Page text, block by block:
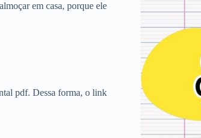
em casa, porque ele
pdf. Dessa forma, o link